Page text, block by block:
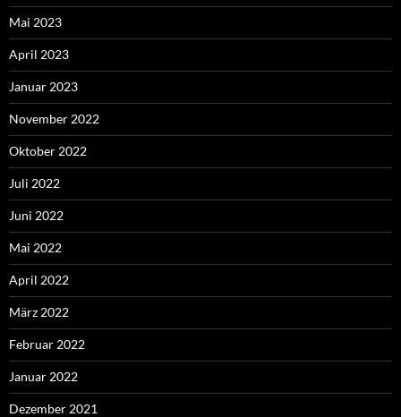
Mai 2023
April 2023
Januar 2023
November 2022
Oktober 2022
Juli 2022
Juni 2022
Mai 2022
April 2022
März 2022
Februar 2022
Januar 2022
Dezember 2021